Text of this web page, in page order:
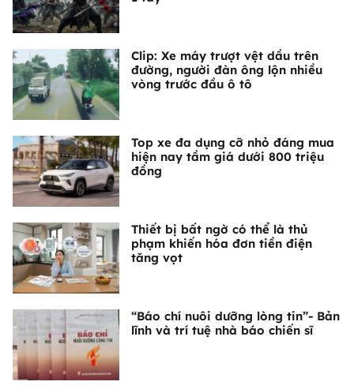
Clip: Xe máy trượt vệt dầu trên
đường, người đàn ông lộn nhiều
vòng trước đầu ô tô
Top xe đa dụng cỡ nhỏ đáng mua
hiện nay tầm giá dưới 800 triệu
đồng
Thiết bị bất ngờ có thể là thủ
phạm khiến hóa đơn tiền điện
tăng vọt
“Báo chí nuôi dưỡng lòng tin”- Bản
lĩnh và trí tuệ nhà báo chiến sĩ